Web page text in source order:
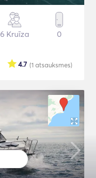
6 Kruīza 0
(1 atsauksmes)
4.7